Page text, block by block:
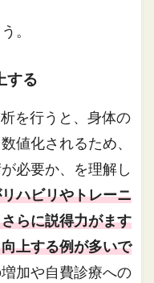
。
する
を行うと、身体の
値化されるため、
必要か、を理解し
ハビリやトレーニ
らに説得力がます
上する例が多いで
加や自費診療への